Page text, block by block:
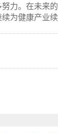
力。在未来
为健康产业续